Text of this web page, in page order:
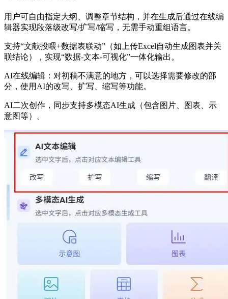
用户可自由指定大纲、调整章节结构，并在生成后通过在线编
辑器实现段落级改写/扩写/缩写，无需手动重组语言。
支持“文献投喂+数据表联动”（如上传Excel自动生成图表并关
联结论），实现“数据-文本-可视化”一体化输出。
AI在线编辑：对初稿不满意的地方，可以选择需要修改的部
分，使用AI的改写、扩写、缩写等功能。
AI二次创作，同步支持多模态AI生成（包含图片、图表、示
意图等）。